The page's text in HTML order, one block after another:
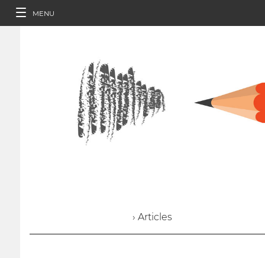
MENU
› Articles